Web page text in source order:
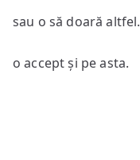
sau o să doară altfel.
o accept și pe asta.